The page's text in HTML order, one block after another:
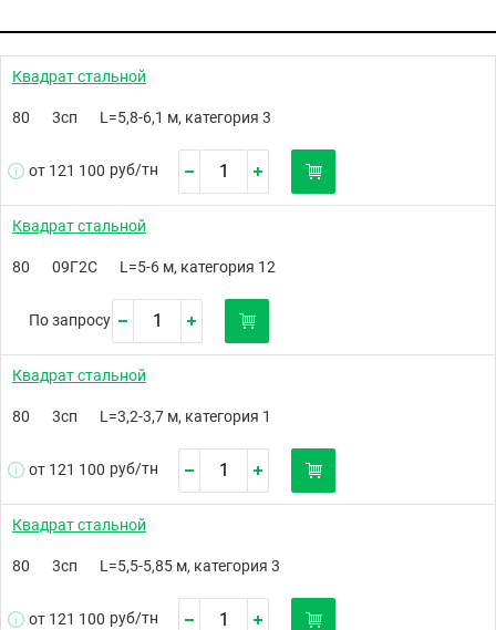
Квадрат стальной
80 3сп L=5,8-6,1 м, категория 3
от 121 100 руб/тн
Квадрат стальной
80 09Г2С L=5-6 м, категория 12
По запросу
Квадрат стальной
80 3сп L=3,2-3,7 м, категория 1
от 121 100 руб/тн
Квадрат стальной
80 3сп L=5,5-5,85 м, категория 3
от 121 100 руб/тн